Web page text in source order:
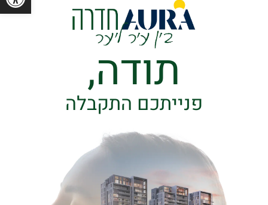
תודה,
פנייתכם התקבלה